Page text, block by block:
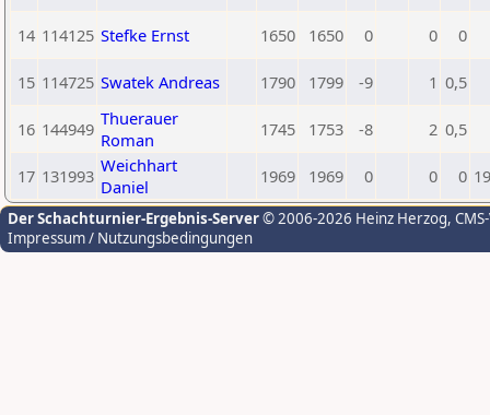
14 114125 Stefke Ernst 1650 1650 0 0 0
15 114725 Swatek Andreas 1790 1799 -9 1 0,5
16 144949 Thuerauer
Roman
1745 1753 -8 2 0,5
17 131993 Weichhart
Daniel
1969 1969 0 0 0
Der Schachturnier-Ergebnis-Server© 2006-2026 Heinz Herzog,
Impressum / Nutzungsbedingungen